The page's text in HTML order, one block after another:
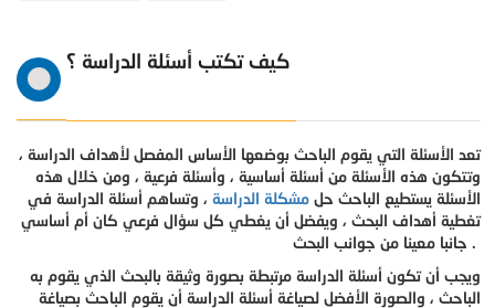
كيف تكتب أسئلة الدراسة ؟
تعد الأسئلة التي يقوم الباحث بوضعها الأساس المفصل لأهداف الدراسة ،
وتتكون هذه الأسئلة من أسئلة أساسية ، وأسئلة فرعية ، ومن خلال هذه
الأسئلة يستطيع الباحث حل مشكلة الدراسة ، وتساهم أسئلة الدراسة في
تغطية أهداف البحث ، ويفضل أن يغطي كل سؤال فرعي كان أم أساسي
جانبا معينا من جوانب البحث .
ويجب أن تكون أسئلة الدراسة مرتبطة بصورة وثيقة بالبحث الذي يقوم به
الباحث ، والصورة الأفضل لصياغة أسئلة الدراسة أن يقوم الباحث بصياغة